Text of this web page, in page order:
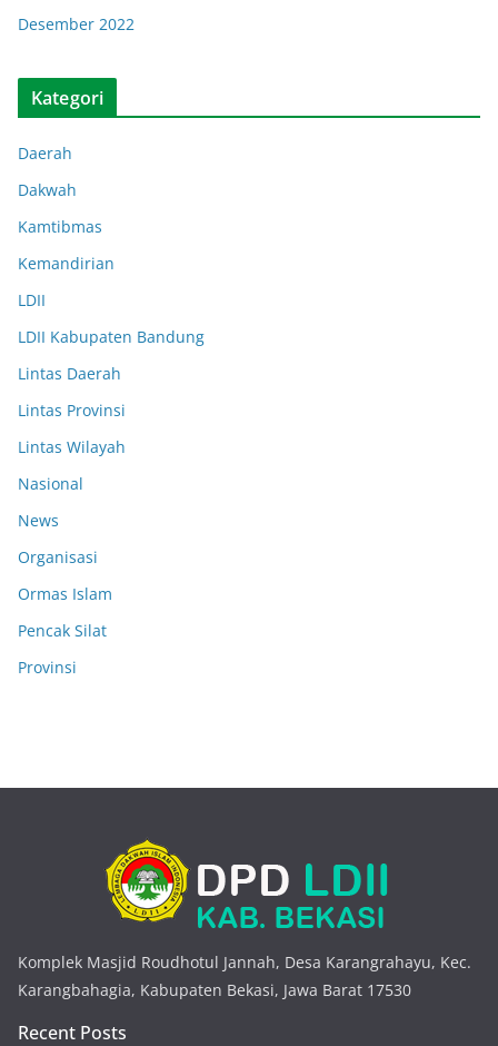
Desember 2022
Kategori
Daerah
Dakwah
Kamtibmas
Kemandirian
LDII
LDII Kabupaten Bandung
Lintas Daerah
Lintas Provinsi
Lintas Wilayah
Nasional
News
Organisasi
Ormas Islam
Pencak Silat
Provinsi
Komplek Masjid Roudhotul Jannah, Desa Karangrahayu, Kec.
Karangbahagia, Kabupaten Bekasi, Jawa Barat 17530
Recent Posts